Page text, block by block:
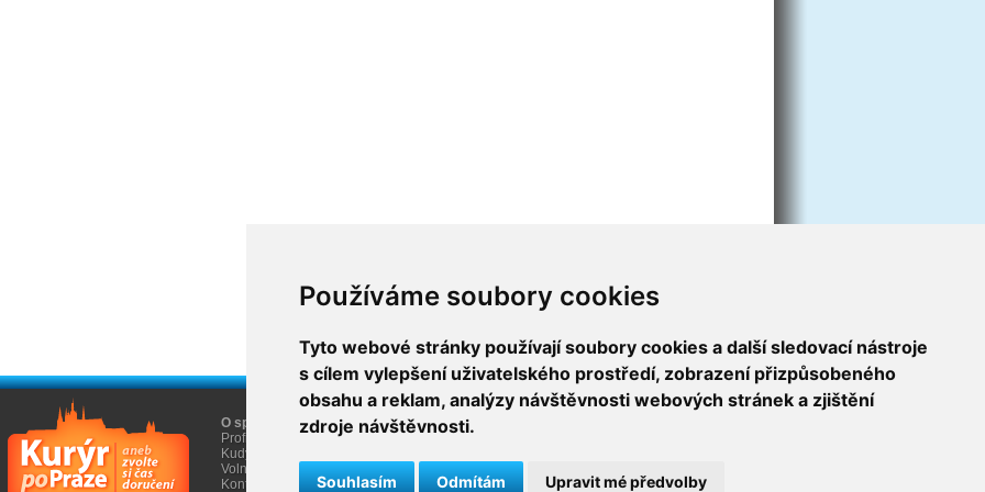
Používáme soubory cookies
Tyto webové stránky používají soubory cookies a další sledovací nástroje
s cílem vylepšení uživatelského prostředí, zobrazení přizpůsobeného
obsahu a reklam, analýzy návštěvnosti webových stránek a zjištění
zdroje návštěvnosti.
Souhlasím Odmítám Upravit mé předvolby
O společnosti
Profil firmy AGEM
Kudy k nám
Volná místa
Kontakty
O nákupu
Obchodní informace